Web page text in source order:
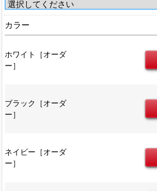
カラー
ホワイト［オーダ
ー］
ブラック［オーダ
ー］
ネイビー［オーダ
ー］